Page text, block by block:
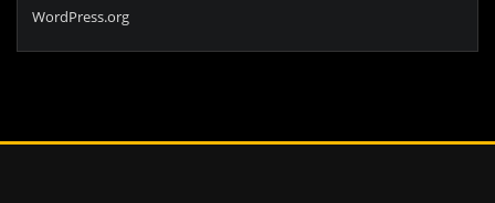
WordPress.org